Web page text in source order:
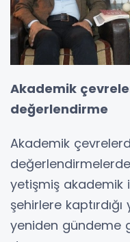
Akademik
değerlendirme
Akademik
yetişmiş akademik
şehirlere
yeniden gündeme